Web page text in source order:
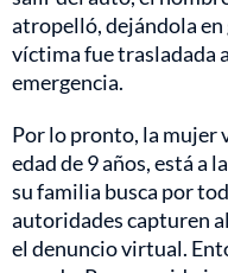
atropelló, dejándola en
víctima fue trasladada
emergencia.
Por lo pronto, la mujer
edad de 9 años, está a
su familia busca por
autoridades capturen
el denuncio virtual.